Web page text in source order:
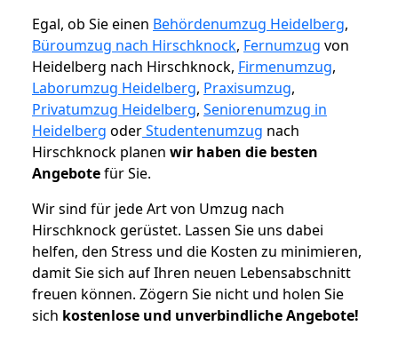
Egal, ob Sie einen Behördenumzug Heidelberg,
Büroumzug nach Hirschknock, Fernumzug von
Heidelberg nach Hirschknock, Firmenumzug,
Laborumzug Heidelberg, Praxisumzug,
Privatumzug Heidelberg, Seniorenumzug in
Heidelberg oderStudentenumzug nach
Hirschknock planen wir haben die besten
Angebotefür Sie.
Wir sind für jede Art von Umzug nach
Hirschknock gerüstet. Lassen Sie uns dabei
helfen, den Stress und die Kosten zu minimieren,
damit Sie sich auf Ihren neuen Lebensabschnitt
freuen können. Zögern Sie nicht und holen Sie
sich kostenlose und unverbindliche Angebote!